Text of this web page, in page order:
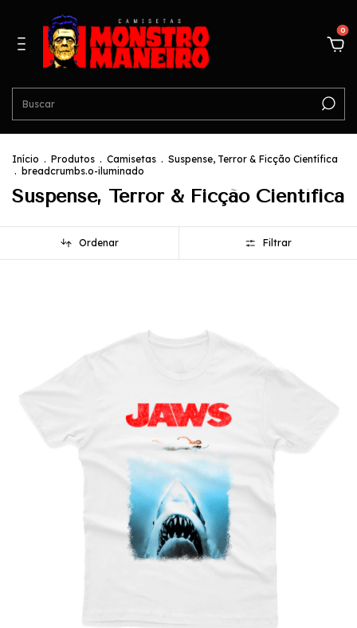
0
Início . Produtos . Camisetas . Suspense, Terror & Ficção Científica
. breadcrumbs.o-iluminado
Suspense, Terror & Ficção Científica
Ordenar Filtrar